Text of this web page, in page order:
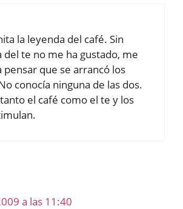
la leyenda del café. Sin
del te no me ha gustado, me
pensar que se arrancó los
conocía ninguna de las dos.
el café como el te y los
a las 11:40